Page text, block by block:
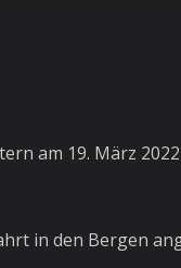
am 19. März
in den Bergen